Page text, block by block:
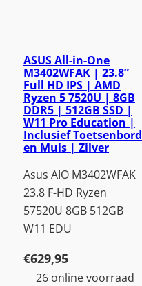
ASUS All-in-One
M3402WFAK | 23.8”
Full HD IPS | AMD
Ryzen 5 7520U | 8GB
DDR5 | 512GB SSD |
W11 Pro Education |
Inclusief Toetsenbord
en Muis | Zilver
Asus AIO M3402WFAK
23.8 F-HD Ryzen
57520U 8GB 512GB
W11 EDU
€629,95
26 online voorraad